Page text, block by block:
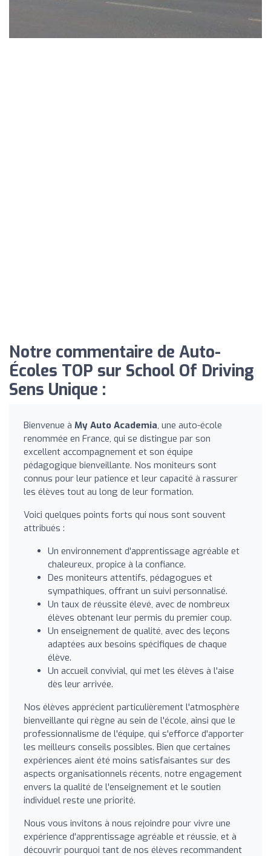
Notre commentaire de Auto-
Écoles TOP sur School Of Driving
Sens Unique :
Bienvenue à My Auto Academia, une auto-école
renommée en France, qui se distingue par son
excellent accompagnement et son équipe
pédagogique bienveillante. Nos moniteurs sont
connus pour leur patience et leur capacité à rassurer
les élèves tout au long de leur formation.
Voici quelques points forts qui nous sont souvent
attribués :
Un environnement d'apprentissage agréable et
chaleureux, propice à la confiance.
Des moniteurs attentifs, pédagogues et
sympathiques, offrant un suivi personnalisé.
Un taux de réussite élevé, avec de nombreux
élèves obtenant leur permis du premier coup.
Un enseignement de qualité, avec des leçons
adaptées aux besoins spécifiques de chaque
élève.
Un accueil convivial, qui met les élèves à l'aise
dès leur arrivée.
Nos élèves apprécient particulièrement l'atmosphère
bienveillante qui règne au sein de l'école, ainsi que le
professionnalisme de l'équipe, qui s'efforce d'apporter
les meilleurs conseils possibles. Bien que certaines
expériences aient été moins satisfaisantes sur des
aspects organisationnels récents, notre engagement
envers la qualité de l'enseignement et le soutien
individuel reste une priorité.
Nous vous invitons à nous rejoindre pour vivre une
expérience d'apprentissage agréable et réussie, et à
découvrir pourquoi tant de nos élèves recommandent